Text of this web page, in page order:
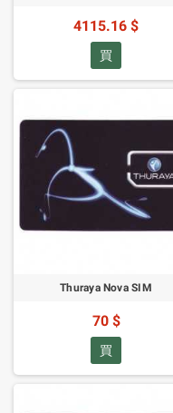
4115.16 $
買
Thuraya Nova SIM
70 $
買